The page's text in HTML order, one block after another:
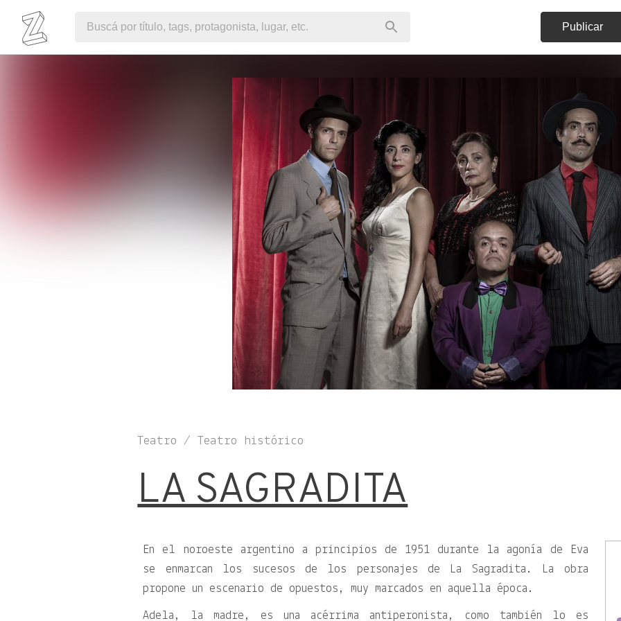
Publicar
Teatro / Teatro histórico
LA SAGRADITA
En el noroeste argentino a principios de 1951 durante la agonía de Eva
se enmarcan los sucesos de los personajes de La Sagradita. La obra
propone un escenario de opuestos, muy marcados en aquella época.
Adela, la madre, es una acérrima antiperonista, como también lo es